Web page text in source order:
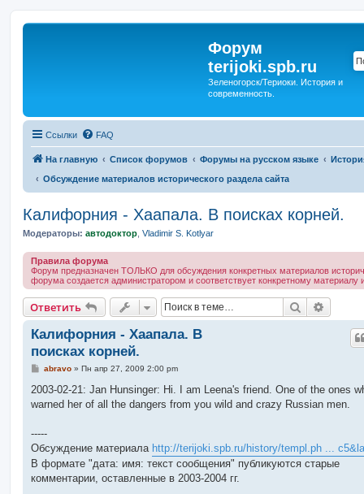
Форум
terijoki.spb.ru
Зеленогорск/Териоки. История и
современность.
Ссылки FAQ
На главную Список форумов Форумы на русском языке
Обсуждение материалов исторического раздела сайта
Калифорния - Хаапала. В поисках корней.
Модераторы: автодоктор Vladimir S. Kotlyar
Правила форума
Форум предназначен ТОЛЬКО для обсуждения конкретных материалов
форума создается администратором и соответствует конкретному материалу
Ответить Поиск
Калифорния - Хаапала. В
поисках корней.
С
о
щ
и
е
abravo» Пн апр 27, 2009 2:00 pm
2003-02-21: Jan Hunsinger: Hi. I am Leena's friend. One of the ones
warned her of all the dangers from you wild and crazy Russian men.
-----
Обсуждение материала http://terijoki.spb.ru/history/templ.ph ...
В формате "дата: имя: текст сообщения" публикуются старые
комментарии, оставленные в 2003-2004 гг.